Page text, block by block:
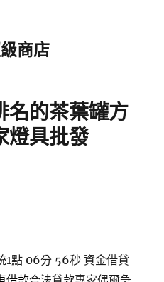
商店
名的茶葉罐方
燈具批發
1點 06分 56秒 資金借貸